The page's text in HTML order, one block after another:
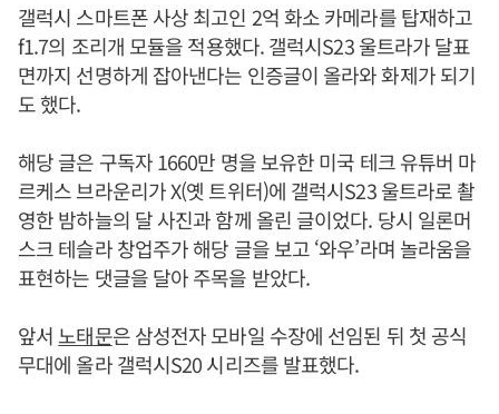
갤럭시 스마트폰 사상 최고인 2억 화소 카메라를 탑재하고
f1.7의 조리개 모듈을 적용했다. 갤럭시S23 울트라가 달표
면까지 선명하게 잡아낸다는 인증글이 올라와 화제가 되기
도 했다.
해당 글은 구독자 1660만 명을 보유한 미국 테크 유튜버 마
르케스 브라운리가 X(옛 트위터)에 갤럭시S23 울트라로 촬
영한 밤하늘의 달 사진과 함께 올린 글이었다. 당시 일론머
스크 테슬라 창업주가 해당 글을 보고 ‘와우’라며 놀라움을
표현하는 댓글을 달아 주목을 받았다.
앞서 노태문은 삼성전자 모바일 수장에 선임된 뒤 첫 공식
무대에 올라 갤럭시S20 시리즈를 발표했다.